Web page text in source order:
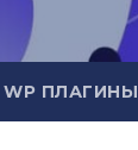
WP ПЛАГИНЫ